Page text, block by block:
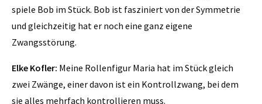
spiele Bob im Stück. Bob ist fasziniert von der Symmetrie
und gleichzeitig hat er noch eine ganz eigene
Zwangsstörung.
Elke Kofler: Meine Rollenfigur Maria hat im Stück gleich
zwei Zwänge, einer davon ist ein Kontrollzwang, bei dem
sie alles mehrfach kontrollieren muss.